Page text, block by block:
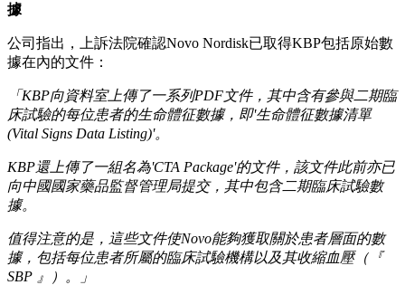
據
公司指出，上訴法院確認Novo Nordisk已取得KBP包括原始數
據在內的文件：
「KBP向資料室上傳了一系列PDF文件，其中含有參與二期臨
床試驗的每位患者的生命體征數據， 即'生命體征數據清單
(Vital Signs Data Listing)'。
KBP還上傳了一組名為'CTA Package'的文件， 該文件此前亦已
向中國國家藥品監督管理局提交，其中包含二期臨床試驗數
據。
值得注意的是，這些文件使Novo能夠獲取關於患者層面的數
據，包括每位患者所屬的臨床試驗機構以及其收縮血壓（『
SBP 』
）。」